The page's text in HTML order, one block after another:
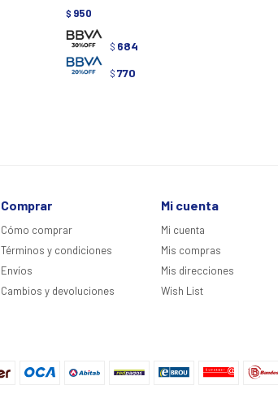
$ 950
$ 684
$ 770
Comprar
Cómo comprar
Términos y condiciones
Envíos
Cambios y devoluciones
Mi cuenta
Mi cuenta
Mis compras
Mis direcciones
Wish List